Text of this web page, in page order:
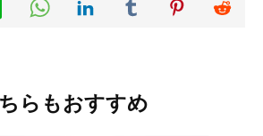
らもおすすめ